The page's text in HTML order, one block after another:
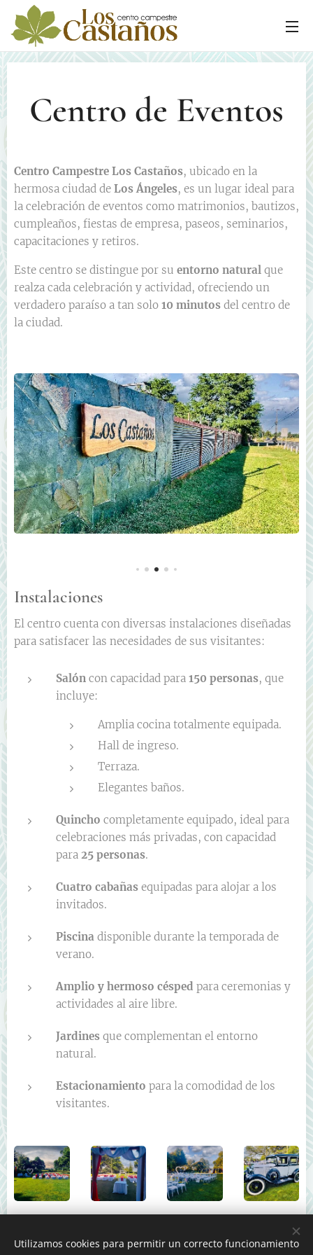
Centro de Eventos
Centro Campestre Los Castaños, ubicado en la
hermosa ciudad de Los Ángeles, es un lugar ideal para
la celebración de eventos como matrimonios, bautizos,
cumpleaños, fiestas de empresa, paseos, seminarios,
capacitaciones y retiros.
Este centro se distingue por su entorno natural que
realza cada celebración y actividad, ofreciendo un
verdadero paraíso a tan solo 10 minutos del centro de
la ciudad.
Instalaciones
El centro cuenta con diversas instalaciones diseñadas
para satisfacer las necesidades de sus visitantes:
Salón con capacidad para 150 personas, que
incluye:
Amplia cocina totalmente equipada.
Hall de ingreso.
Terraza.
Elegantes baños.
Quincho completamente equipado, ideal para
celebraciones más privadas, con capacidad
para 25 personas.
Cuatro cabañas equipadas para alojar a los
invitados.
Piscina disponible durante la temporada de
verano.
Amplio y hermoso césped para ceremonias y
actividades al aire libre.
Jardines que complementan el entorno
natural.
Estacionamiento para la comodidad de los
visitantes.
Utilizamos cookies para permitir un correcto funcionamiento